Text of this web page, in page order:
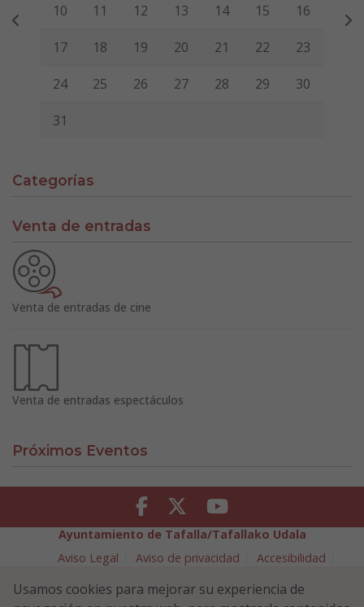
10 11 12 13 14 15 16
17 18 19 20 21 22 23
24 25 26 27 28 29 30
31
Categorías
Venta de entradas
Venta de entradas de cine
Venta de entradas espectáculos
Próximos Eventos
Facebook Twitter Youtube
Ayuntamiento de Tafalla/Tafallako Udala
Aviso Legal
Aviso de privacidad
Accesibilidad
Política de Seguridad de la Información
Usamos cookies para mejorar su experiencia de